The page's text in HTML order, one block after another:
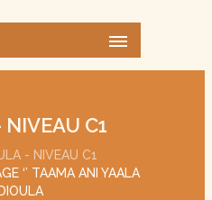
C1
- NIVEAU C1
‘’ TAAMA ANI YAALA